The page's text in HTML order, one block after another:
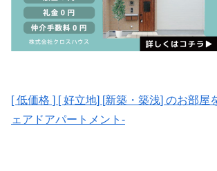
[ 低価格 ] [ 好立地] [新築・築浅] のお部屋
ェアドアパートメント-